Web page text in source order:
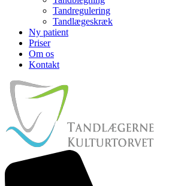
Tandregulering
Tandlægeskræk
Ny patient
Priser
Om os
Kontakt